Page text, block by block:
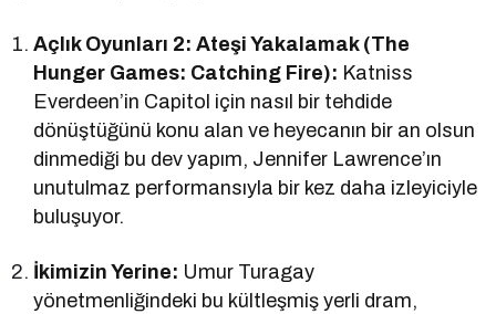
Açlık Oyunları 2: Ateşi Yakalamak (The
Hunger Games: Catching Fire): Katniss
Everdeen’in Capitol için nasıl bir tehdide
dönüştüğünü konu alan ve heyecanın bir an olsun
dinmediği bu dev yapım, Jennifer Lawrence’ın
unutulmaz performansıyla bir kez daha izleyiciyle
buluşuyor.
İkimizin Yerine: Umur Turagay
yönetmenliğindeki bu kültleşmiş yerli dram,